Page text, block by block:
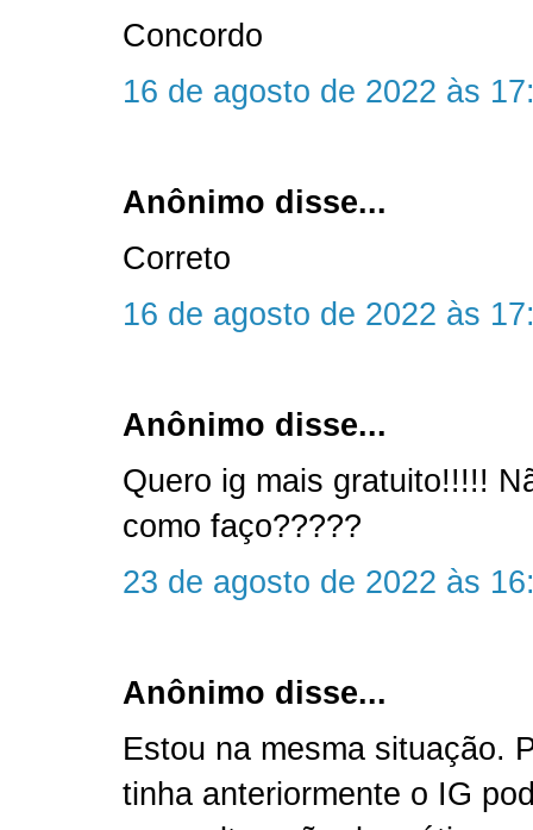
Concordo
16 de agosto de 2022 às
Anônimo disse...
Correto
16 de agosto de 2022 às
Anônimo disse...
Quero ig mais gratuito!!!!!
como faço?????
23 de agosto de 2022 às
Anônimo disse...
Estou na mesma situação.
tinha anteriormente o IG